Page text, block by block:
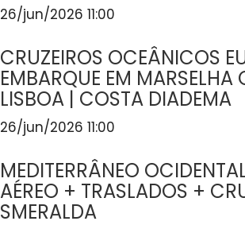
26/jun/2026 11:00
CRUZEIROS OCEÂNICOS
EMBARQUE EM
LISBOA | COSTA DIADEMA
26/jun/2026 11:00
MEDITERRÂNEO
AÉREO + TRASLADOS +
SMERALDA